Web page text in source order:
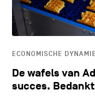
ECONOMISCHE
De wafels van
succes.